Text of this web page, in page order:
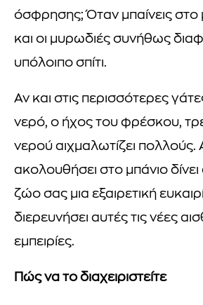
όσφρησης; Όταν μπαίνεις στο
και οι μυρωδιές συνήθως
υπόλοιπο σπίτι.
Αν και στις περισσότερες
νερό, ο ήχος του φρέσκου,
νερού αιχμαλωτίζει πολλούς.
ακολουθήσει στο μπάνιο δίνει
ζώο σας μια εξαιρετική
διερευνήσει αυτές τις νέες
εμπειρίες.
Πώς να το διαχειριστείτε